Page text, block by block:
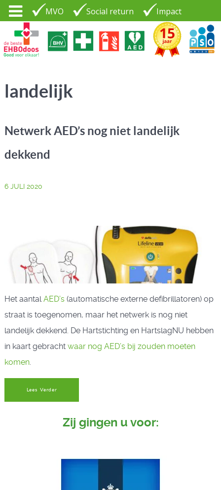
MVO Social return Impact
PSO30+
Tel. 035 - 7370265
landelijk
Netwerk AED’s nog niet landelijk
dekkend
6 JULI 2020
Het aantal AED’s(automatische externe defibrillatoren) op
straat is toegenomen, maar het netwerk is nog niet
landelijk dekkend. De Hartstichting en HartslagNU hebben
in kaart gebracht waar nog AED’s bij zouden moeten
komen.
Lees Verder
Zij gingen u voor: